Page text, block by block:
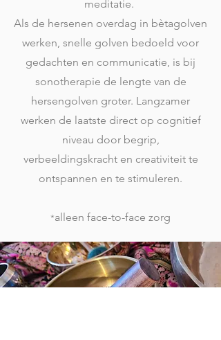
meditatie.
Als de hersenen overdag in bètagolven
werken, snelle golven bedoeld voor
gedachten en communicatie, is bij
sonotherapie de lengte van de
hersengolven groter. Langzamer
werken de laatste direct op cognitief
niveau door begrip,
verbeeldingskracht en creativiteit te
ontspannen en te stimuleren.
*alleen face-to-face zorg